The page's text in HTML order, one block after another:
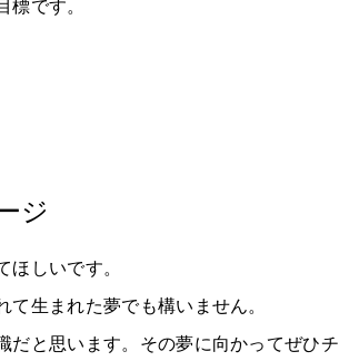
標です。
ジ
ほしいです。
生まれた夢でも構いません。
だと思います。その夢に向かってぜひチ